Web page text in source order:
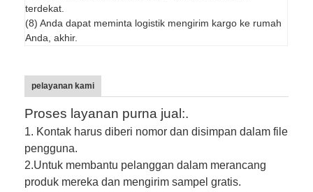
terdekat.
(8) Anda dapat meminta logistik mengirim kargo ke rumah
Anda, akhir.
pelayanan kami
Proses layanan purna jual:.
1. Kontak harus diberi nomor dan disimpan dalam file
pengguna.
2.Untuk membantu pelanggan dalam merancang
produk mereka dan mengirim sampel gratis.